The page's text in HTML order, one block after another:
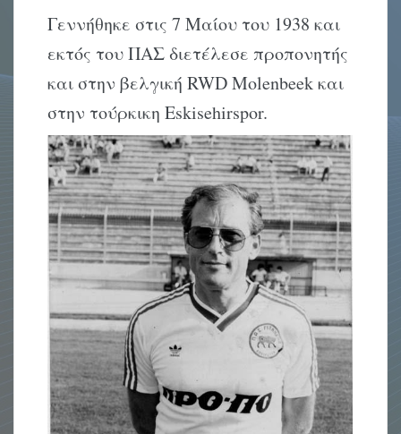
Γεννήθηκε στις 7 Μαίου του 1938 και
εκτός του ΠΑΣ διετέλεσε προπονητής
και στην βελγική RWD Molenbeek και
στην τούρκικη Eskisehirspor.